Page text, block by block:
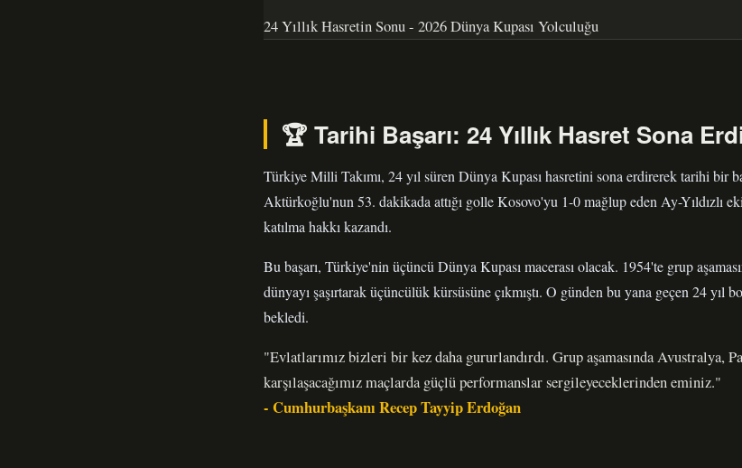
24 Yıllık Hasretin Sonu - 2026 Dünya Kupası Yolculuğu
🏆 Tarihi Başarı: 24 Yıllık Hasret Sona
Türkiye Milli Takımı, 24 yıl süren Dünya Kupası hasretini sona erdirerek tarihi bir
Aktürkoğlu'nun 53. dakikada attığı golle Kosovo'yu 1-0 mağlup eden Ay-Yıldızlı
katılma hakkı kazandı.
Bu başarı, Türkiye'nin üçüncü Dünya Kupası macerası olacak. 1954'te grup
dünyayı şaşırtarak üçüncülük kürsüsüne çıkmıştı. O günden bu yana geçen 24 yıl
bekledi.
"Evlatlarımız bizleri bir kez daha gururlandırdı. Grup aşamasında Avustralya,
karşılaşacağımız maçlarda güçlü performanslar sergileyeceklerinden eminiz."
- Cumhurbaşkanı Recep Tayyip Erdoğan